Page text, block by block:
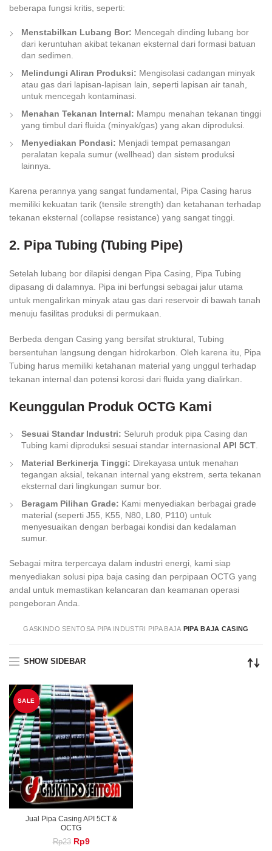
beberapa fungsi kritis, seperti:
Menstabilkan Lubang Bor: Mencegah dinding lubang bor
dari keruntuhan akibat tekanan eksternal dari formasi batuan
dan sedimen.
Melindungi Aliran Produksi: Mengisolasi cadangan minyak
atau gas dari lapisan-lapisan lain, seperti lapisan air tanah,
untuk mencegah kontaminasi.
Menahan Tekanan Internal: Mampu menahan tekanan tinggi
yang timbul dari fluida (minyak/gas) yang akan diproduksi.
Menyediakan Pondasi: Menjadi tempat pemasangan
peralatan kepala sumur (wellhead) dan sistem produksi
lainnya.
Karena perannya yang sangat fundamental, Pipa Casing harus
memiliki kekuatan tarik (tensile strength) dan ketahanan terhadap
tekanan eksternal (collapse resistance) yang sangat tinggi.
2. Pipa Tubing (Tubing Pipe)
Setelah lubang bor dilapisi dengan Pipa Casing, Pipa Tubing
dipasang di dalamnya. Pipa ini berfungsi sebagai jalur utama
untuk mengalirkan minyak atau gas dari reservoir di bawah tanah
menuju fasilitas produksi di permukaan.
Berbeda dengan Casing yang bersifat struktural, Tubing
bersentuhan langsung dengan hidrokarbon. Oleh karena itu, Pipa
Tubing harus memiliki ketahanan material yang unggul terhadap
tekanan internal dan potensi korosi dari fluida yang dialirkan.
Keunggulan Produk OCTG Kami
Sesuai Standar Industri: Seluruh produk pipa Casing dan
Tubing kami diproduksi sesuai standar internasional API 5CT
Material Berkinerja Tinggi: Direkayasa untuk menahan
tegangan aksial, tekanan internal yang ekstrem, serta tekanan
eksternal dari lingkungan sumur bor.
Beragam Pilihan Grade: Kami menyediakan berbagai grade
material (seperti J55, K55, N80, L80, P110) untuk
menyesuaikan dengan berbagai kondisi dan kedalaman
sumur.
Sebagai mitra terpercaya dalam industri energi, kami siap
menyediakan solusi pipa baja casing dan perpipaan OCTG yang
andal untuk memastikan kelancaran dan keamanan operasi
pengeboran Anda.
GASKINDO SENTOSA PIPA INDUSTRI PIPA BAJA PIPA BAJA CASING
SHOW SIDEBAR
SALE
Jual Pipa Casing API 5CT &
OCTG
Rp23 Original
Rp9Current